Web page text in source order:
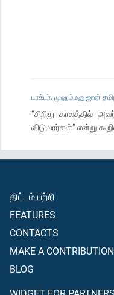
டாக்டர். முஹம்மது ஜான்
“சிறிது காலத்தில்
விடுவார்கள்” என்று
திட்டம் பற்றி
FEATURES
CONTACTS
MAKE A CONTRIBUTION
BLOG